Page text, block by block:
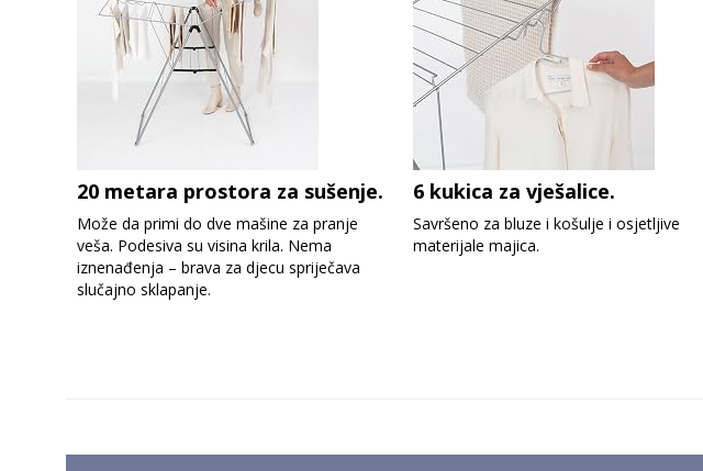
20 metara prostora za sušenje.
Može da primi do dve mašine za pranje
veša. Podesiva su visina krila. Nema
iznenađenja – brava za djecu spriječava
slučajno sklapanje.
6 kukica za vješalice.
Savršeno za bluze i košulje i osjetljive
materijale majica.